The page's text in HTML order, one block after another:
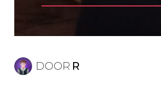
DOOR R